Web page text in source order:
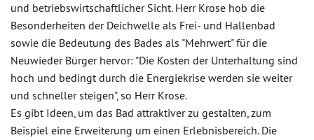
und betriebswirtschaftlicher Sicht. Herr Krose hob die
Besonderheiten der Deichwelle als Frei- und Hallenbad
sowie die Bedeutung des Bades als "Mehrwert" für die
Neuwieder Bürger hervor: "Die Kosten der Unterhaltung sind
hoch und bedingt durch die Energiekrise werden sie weiter
und schneller steigen", so Herr Krose.
Es gibt Ideen, um das Bad attraktiver zu gestalten, zum
Beispiel eine Erweiterung um einen Erlebnisbereich. Die